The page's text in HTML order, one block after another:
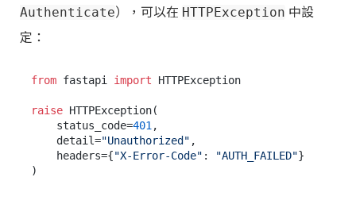
Authenticate），可以在 HTTPException 中設
定：
from fastapi import HTTPException
raise HTTPException(
    status_code=
401 ,
    detail=
"Unauthorized" ,
    headers={
"X-Error-Code" : "AUTH_FAILED"}